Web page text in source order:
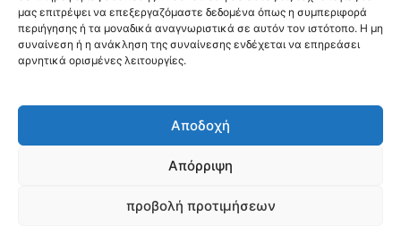
μας επιτρέψει να επεξεργαζόμαστε δεδομένα όπως η συμπεριφορά
περιήγησης ή τα μοναδικά αναγνωριστικά σε αυτόν τον ιστότοπο. Η μη
συναίνεση ή η ανάκληση της συναίνεσης ενδέχεται να επηρεάσει
αρνητικά ορισμένες λειτουργίες.
Αποδοχή
Απόρριψη
προβολή προτιμήσεων
Top10
303
Cool spots
ΝΗΣΙΑ
247
© Happy Traveller 2014-2025